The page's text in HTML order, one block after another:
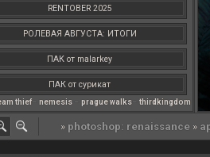
RENTOBER 2025
РОЛЕВАЯ АВГУСТА: ИТОГИ
ПАК от malarkey
ПАК от сурикат
РЕНМАЙ
РОЛЕВАЯ МАРТА: ИТОГИ
thief– nemesis – prague walks– thirdkingdom
» photoshop: renaissance »